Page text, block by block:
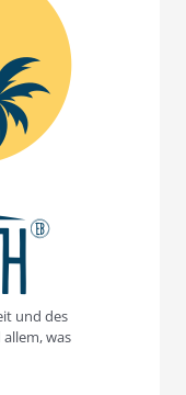
und des
was